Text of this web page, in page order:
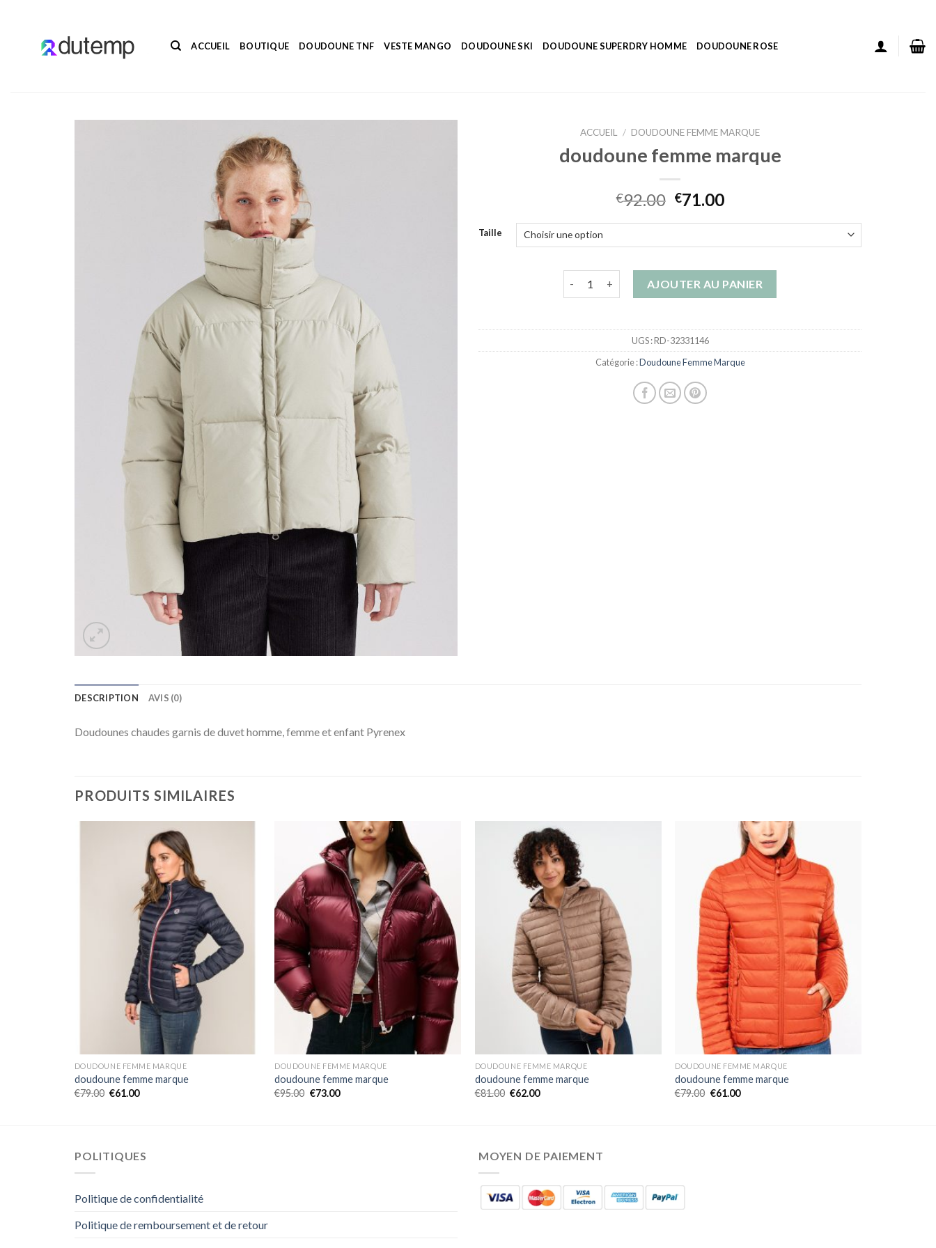
ACCUEIL BOUTIQUE DOUDOUNE TNF VESTE MANGO DOUDOUNE SKI DOUDOUNE SUPERDRY HOMME DOUDOUNE ROSE
ACCUEIL / DOUDOUNE FEMME MARQUE
doudoune femme marque
€92.00 €71.00
Taille
AJOUTER AU PANIER
UGS :RD-32331146
Catégorie :Doudoune Femme Marque
DESCRIPTION AVIS (0)
Doudounes chaudes garnis de duvet homme, femme et enfant Pyrenex
PRODUITS SIMILAIRES
DOUDOUNE FEMME MARQUE
doudoune femme marque
€79.00 €61.00
DOUDOUNE FEMME MARQUE
doudoune femme marque
€95.00 €73.00
DOUDOUNE FEMME MARQUE
doudoune femme marque
€81.00 €62.00
DOUDOUNE FEMME MARQUE
doudoune femme marque
€79.00 €61.00
POLITIQUES
Politique de confidentialité
Politique de remboursement et de retour
MOYEN DE PAIEMENT